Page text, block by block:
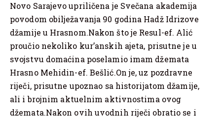
Novo Sarajevo upriličena je Svečana akademija
povodom obilježavanja 90 godina Hadž Idrizove
džamije u Hrasnom.Nakon što je Resul-ef. Alić
proučio nekoliko kur’anskih ajeta, prisutne je u
svojstvu domaćina poselamio imam džemata
Hrasno Mehidin-ef. Bešlić.On je, uz pozdravne
riječi, prisutne upoznao sa historijatom džamije,
ali i brojnim aktuelnim aktivnostima ovog
džemata.Nakon ovih uvodnih riječi obratio se i